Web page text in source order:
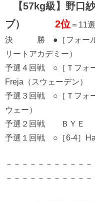
【57kg級】野口
ブ） 2位 ＝11
決 勝 ●［フォール、
リートアカデミー）
予選４回戦 ○［Ｔフォ
Freja（スウェーデン）
予選３回戦 ○［Ｔフォ
ウェー）
予選２回戦 ＢＹＥ
予選１回戦 ○［6-4］
－－－－－－－－－－
－－－－－－－－－－－